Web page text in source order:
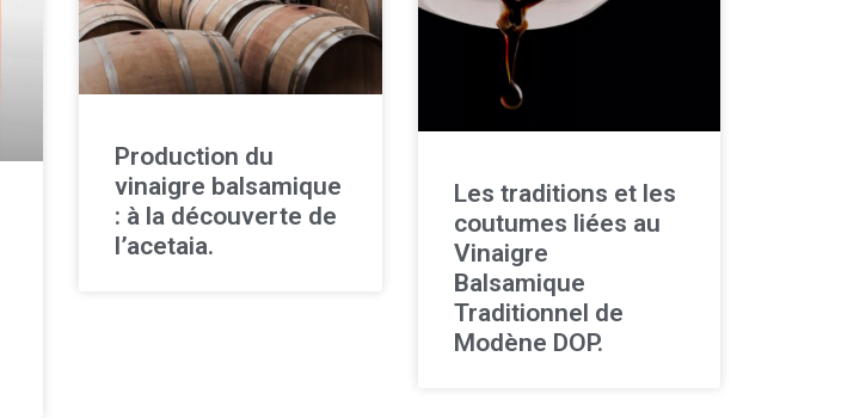
Production du
vinaigre balsamique
: à la découverte de
l’acetaia.
Les traditions et les
coutumes liées au
Vinaigre
Balsamique
Traditionnel de
Modène DOP.